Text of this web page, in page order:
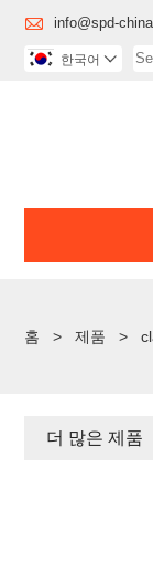
 info@spd-
한국어 
홈 > 제품 >
더 많은 제품